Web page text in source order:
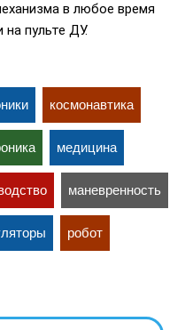
в любое время
пульте ДУ.
космонавтика
медицина
маневренность
робот